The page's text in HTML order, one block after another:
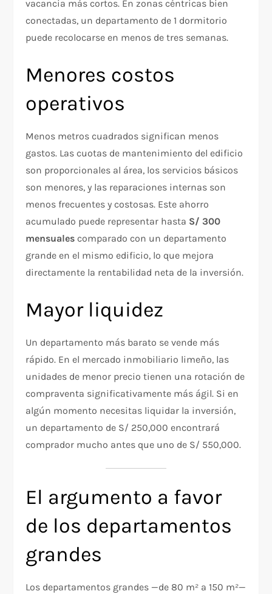
vacancia más cortos. En zonas céntricas bien
conectadas, un departamento de 1 dormitorio
puede recolocarse en menos de tres semanas.
Menores costos
operativos
Menos metros cuadrados significan menos
gastos. Las cuotas de mantenimiento del edificio
son proporcionales al área, los servicios básicos
son menores, y las reparaciones internas son
menos frecuentes y costosas. Este ahorro
acumulado puede representar hasta S/ 300
mensuales comparado con un departamento
grande en el mismo edificio, lo que mejora
directamente la rentabilidad neta de la inversión.
Mayor liquidez
Un departamento más barato se vende más
rápido. En el mercado inmobiliario limeño, las
unidades de menor precio tienen una rotación de
compraventa significativamente más ágil. Si en
algún momento necesitas liquidar la inversión,
un departamento de S/ 250,000 encontrará
comprador mucho antes que uno de S/ 550,000.
El argumento a favor
de los departamentos
grandes
Los departamentos grandes —de 80 m² a 150 m²—